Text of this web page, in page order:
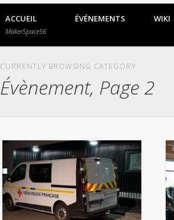
ACCUEIL
MakerSpace56
ÉVÉNEMENTS WIKI
CURRENTLY BROWSING CATEGORY
Évènement, Page 2